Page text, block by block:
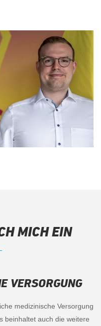
MICH EIN
VERSORGUNG
medizinische Versorgung
beinhaltet auch die weitere